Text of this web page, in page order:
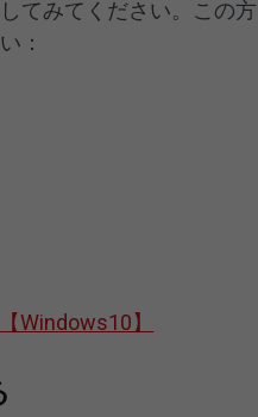
てみてください。この方
：
Windows10】